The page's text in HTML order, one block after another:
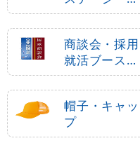
ータブルステ
ージ
商談会・採用
就活ブース用
品
帽子・キャッ
プ